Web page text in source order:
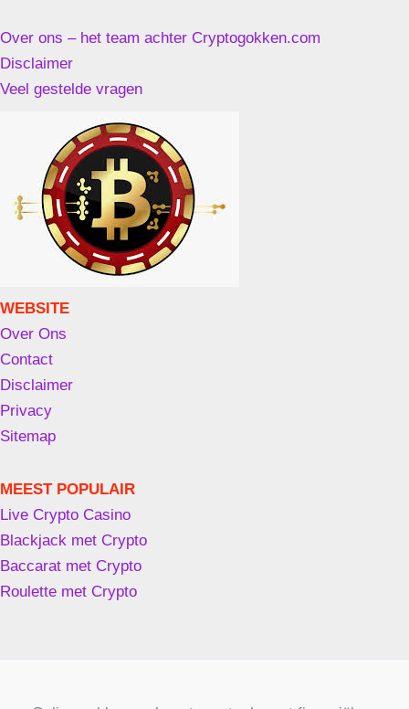
Over ons – het team achter Cryptogokken.com
Disclaimer
Veel gestelde vragen
WEBSITE
Over Ons
Contact
Disclaimer
Privacy
Sitemap
MEEST POPULAIR
Live Crypto Casino
Blackjack met Crypto
Baccarat met Crypto
Roulette met Crypto